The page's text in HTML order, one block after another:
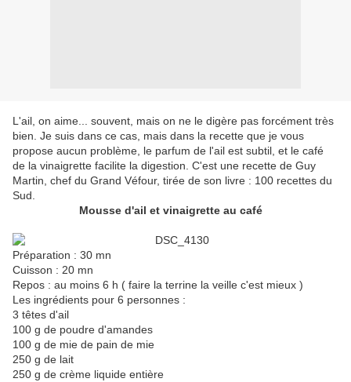
L'ail, on aime... souvent, mais on ne le digère pas forcément très
bien. Je suis dans ce cas, mais dans la recette que je vous
propose aucun problème, le parfum de l'ail est subtil, et le café
de la vinaigrette facilite la digestion. C'est une recette de Guy
Martin, chef du Grand Véfour, tirée de son livre : 100 recettes du
Sud.
Mousse d'ail et vinaigrette au café
Préparation : 30 mn
Cuisson : 20 mn
Repos : au moins 6 h ( faire la terrine la veille c'est mieux )
Les ingrédients pour 6 personnes :
3 têtes d'ail
100 g de poudre d'amandes
100 g de mie de pain de mie
250 g de lait
250 g de crème liquide entière